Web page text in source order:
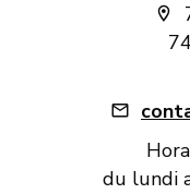
du lundi